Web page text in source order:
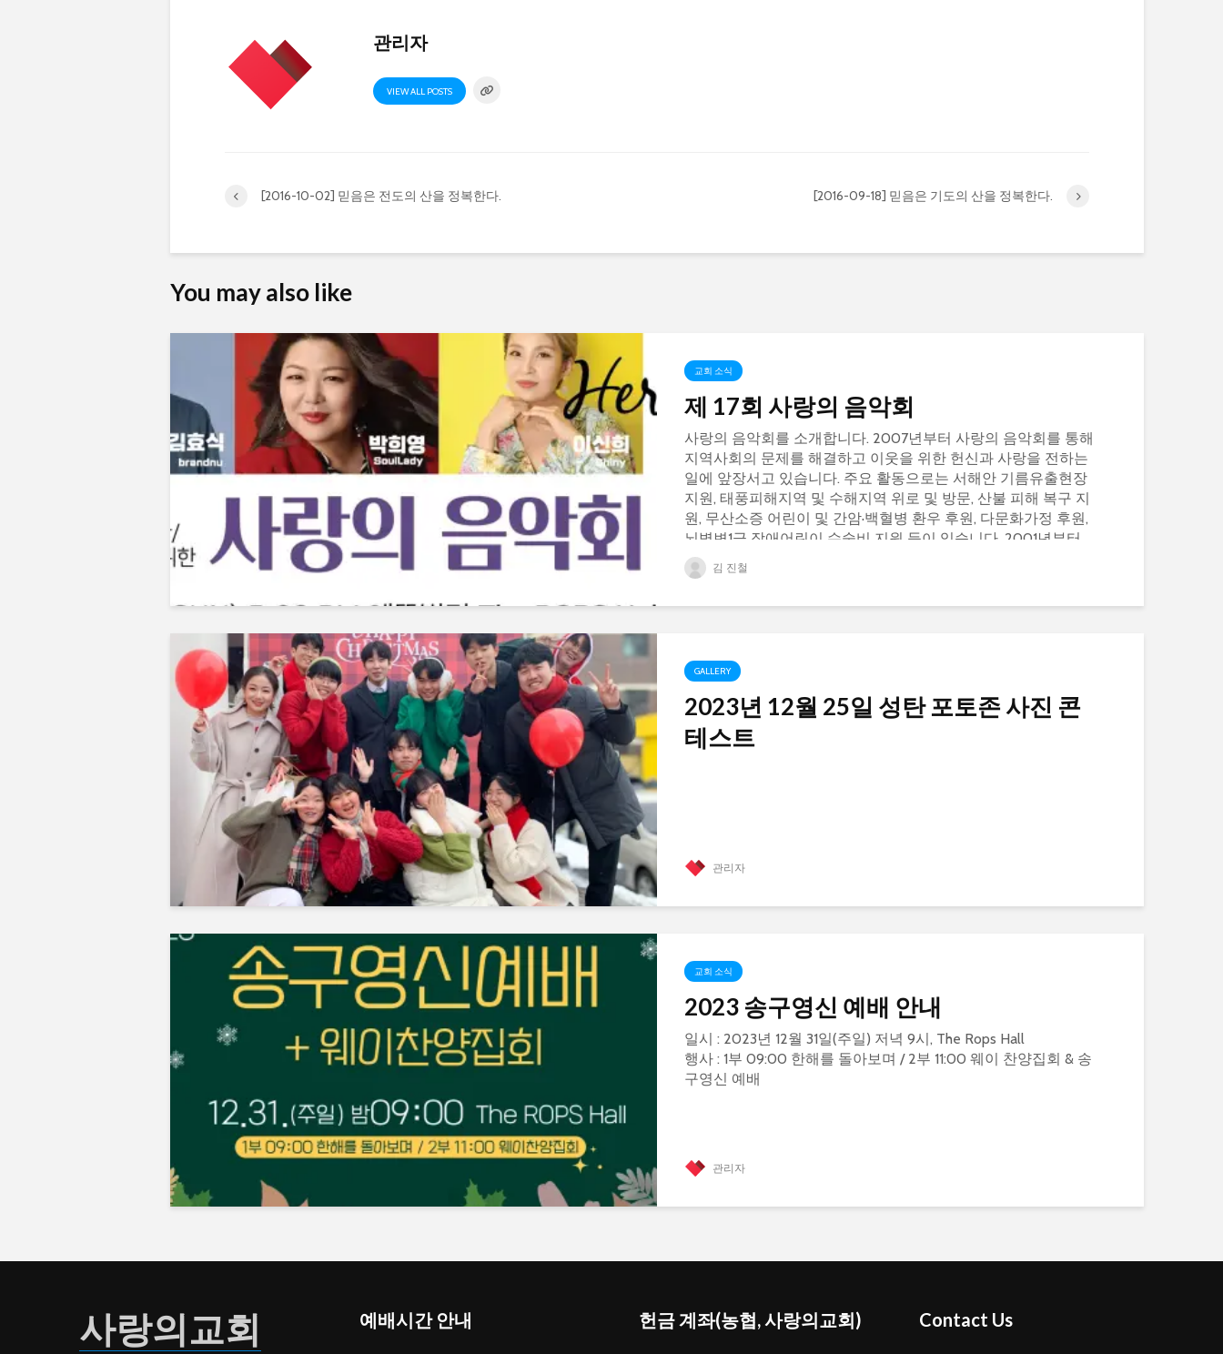
관리자
VIEW ALL POSTS
[2016-10-02] 믿음은 전도의 산을 정복한다. [2016-09-18] 믿음은 기도의 산을 정복한다.
You may also like
교회 소식
제 17회 사랑의 음악회
사랑의 음악회를 소개합니다. 2007년부터 사랑의 음악회를 통해
지역사회의 문제를 해결하고 이웃을 위한 헌신과 사랑을 전하는
일에 앞장서고 있습니다. 주요 활동으로는 서해안 기름유출현장
지원, 태풍피해지역 및 수해지역 위로 및 방문, 산불 피해 복구 지
원, 무산소증 어린이 및 간암·백혈병 환우 후원, 다문화가정 후원,
뇌병변1급 장애어린이 수술비 지원 등이 있습니다. 2001년부터
는...
김 진철
GALLERY
2023년 12월 25일 성탄 포토존 사진 콘
테스트
관리자
교회 소식
2023 송구영신 예배 안내
일시 : 2023년 12월 31일(주일) 저녁 9시, The Rops Hall
행사 : 1부 09:00 한해를 돌아보며 / 2부 11:00 웨이 찬양집회 & 송
구영신 예배
관리자
사랑의교회 예배시간 안내 헌금 계좌(농협, 사랑의교회) Contact Us